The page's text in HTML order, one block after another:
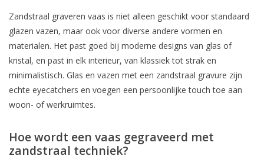
Zandstraal graveren vaas is niet alleen geschikt voor standaard
glazen vazen, maar ook voor diverse andere vormen en
materialen. Het past goed bij moderne designs van glas of
kristal, en past in elk interieur, van klassiek tot strak en
minimalistisch. Glas en vazen met een zandstraal gravure zijn
echte eyecatchers en voegen een persoonlijke touch toe aan
woon- of werkruimtes.
Hoe wordt een vaas gegraveerd met
zandstraal techniek?